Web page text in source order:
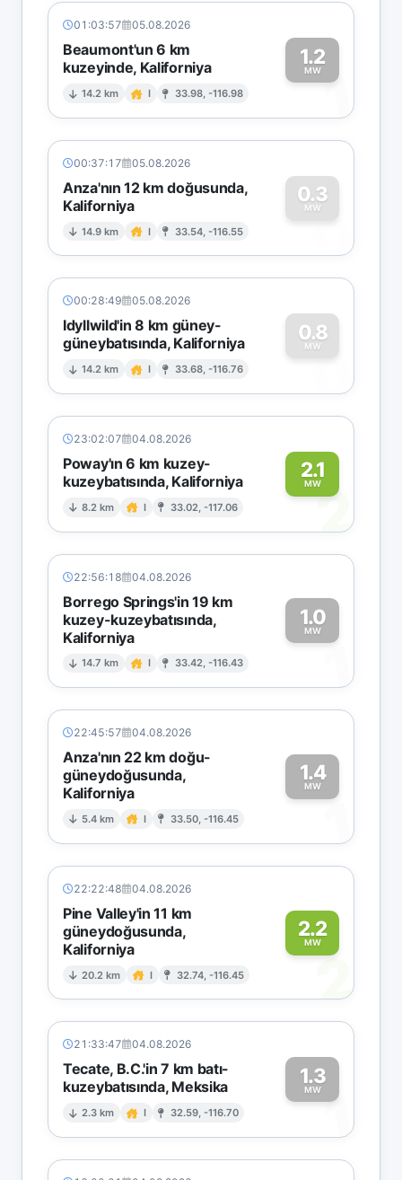
01:03:57 05.08.2026
Beaumont'un 6 km
kuzeyinde, Kaliforniya
14.2 km I 33.98, -116.98
1.2
MW1
00:37:17 05.08.2026
Anza'nın 12 km doğusunda,
Kaliforniya
14.9 km I 33.54, -116.55
0.3
MW
0
00:28:49 05.08.2026
Idyllwild'in 8 km güney-
güneybatısında, Kaliforniya
14.2 km I 33.68, -116.76
0.8
MW
0
23:02:07 04.08.2026
Poway'ın 6 km kuzey-
kuzeybatısında, Kaliforniya
8.2 km I 33.02, -117.06
2.1
MW2
22:56:18 04.08.2026
Borrego Springs'in 19 km
kuzey-kuzeybatısında,
Kaliforniya
14.7 km I 33.42, -116.43
1.0
MW
1
22:45:57 04.08.2026
Anza'nın 22 km doğu-
güneydoğusunda,
Kaliforniya
5.4 km I 33.50, -116.45
1.4
MW
1
22:22:48 04.08.2026
Pine Valley'in 11 km
güneydoğusunda,
Kaliforniya
20.2 km I 32.74, -116.45
2.2
MW
2
21:33:47 04.08.2026
Tecate, B.C.'in 7 km batı-
kuzeybatısında, Meksika
2.3 km I 32.59, -116.70
1.3
MW1